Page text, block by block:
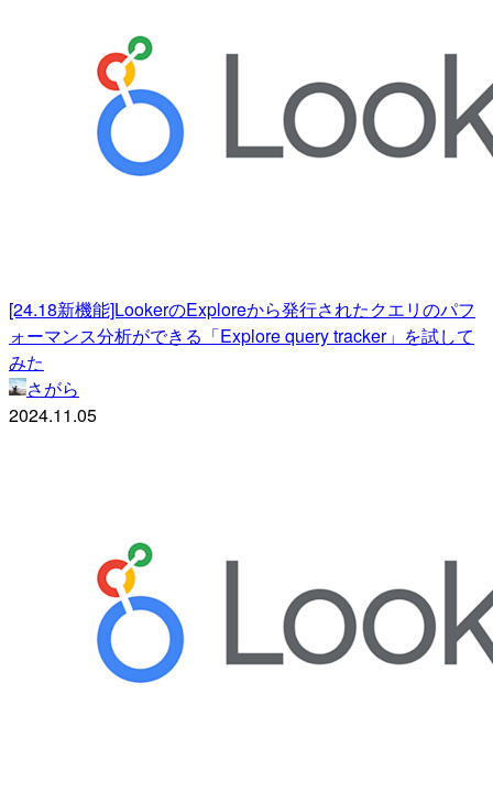
[24.18新機能]LookerのExploreから発行されたクエリのパフ
ォーマンス分析ができる「Explore query tracker」を試して
みた
さがら
2024.11.05